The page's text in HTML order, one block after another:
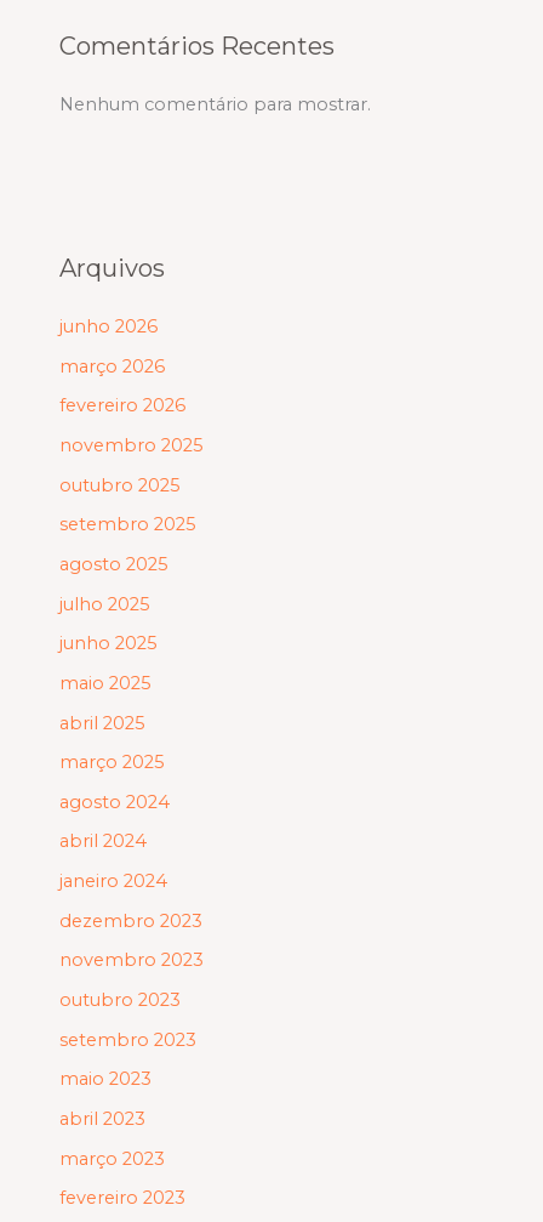
Comentários Recentes
Nenhum comentário para mostrar.
Arquivos
junho 2026
março 2026
fevereiro 2026
novembro 2025
outubro 2025
setembro 2025
agosto 2025
julho 2025
junho 2025
maio 2025
abril 2025
março 2025
agosto 2024
abril 2024
janeiro 2024
dezembro 2023
novembro 2023
outubro 2023
setembro 2023
maio 2023
abril 2023
março 2023
fevereiro 2023